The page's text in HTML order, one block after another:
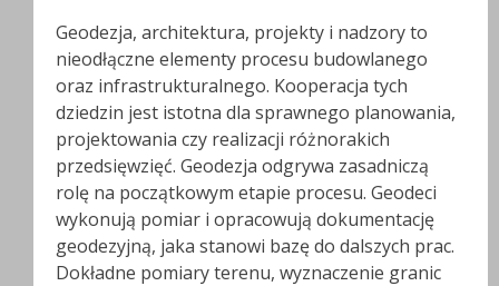
Geodezja, architektura, projekty i nadzory to
nieodłączne elementy procesu budowlanego
oraz infrastrukturalnego. Kooperacja tych
dziedzin jest istotna dla sprawnego planowania,
projektowania czy realizacji różnorakich
przedsięwzięć. Geodezja odgrywa zasadniczą
rolę na początkowym etapie procesu. Geodeci
wykonują pomiar i opracowują dokumentację
geodezyjną, jaka stanowi bazę do dalszych prac.
Dokładne pomiary terenu, wyznaczenie granic